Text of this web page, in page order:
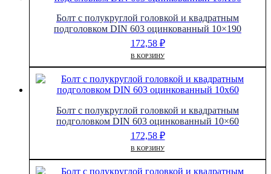
Болт с полукруглой головкой и квадратным
подголовком DIN 603 оцинкованный 10×190
172,58 ₽
В КОРЗИНУ
Болт с полукруглой головкой и квадратным
подголовком DIN 603 оцинкованный 10×60
172,58 ₽
В КОРЗИНУ